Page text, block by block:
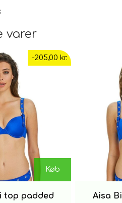
varer
-205,00 kr.
Køb
top padded
Aisa